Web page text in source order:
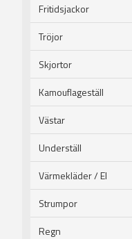
Fritidsjackor
Tröjor
Skjortor
Kamouflageställ
Västar
Underställ
Värmekläder / El
Strumpor
Regn